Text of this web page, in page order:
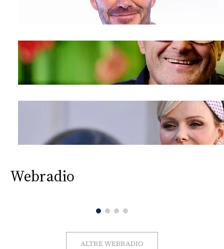
Webradio
ALTRE WEBRADIO